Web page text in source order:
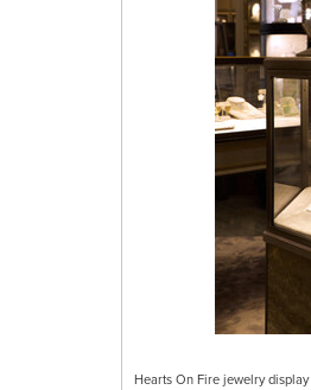
Hearts On Fire jewelry